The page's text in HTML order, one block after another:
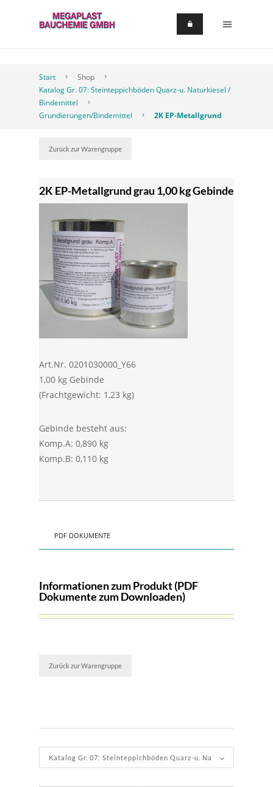
Start
Shop
Katalog Gr. 07: Steinteppichböden Quarz-u. Naturkiesel /
Bindemittel
Grundierungen/Bindemittel
2K EP-Metallgrund
Zurück zur Warengruppe
2K EP-Metallgrund grau 1,00 kg Gebinde
Art.Nr. 0201030000_Y66
1,00 kg Gebinde
(Frachtgewicht: 1,23 kg)
Gebinde besteht aus:
Komp.A: 0,890 kg
Komp.B: 0,110 kg
PDF DOKUMENTE
Informationen zum Produkt (PDF
Dokumente zum Downloaden)
Zurück zur Warengruppe